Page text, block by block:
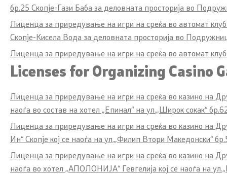
бр.25 Скопје-Гази Баба за деловната просторија во
Лиценца за приредување на игри на среќа во автомат
Скопје-Кисела Вода за деловната просторија во
Лиценца за приредување на игри на среќа во автомат
Licenses for Organizing Casino
Лиценца за приредување на игри на среќа во казино на
наоѓа во состав на хотел „Епинал“ на ул.„Широк сокак“
Лиценца за приредување на игри на среќа во казино на
Ин“ Скопје кој се наоѓа на ул.„Филип Втори Македонски“
Лиценца за приредување на игри на среќа во казино на
наоѓа во хотел „АПОЛОНИЈА“ Гевгелија кој се наоѓа на